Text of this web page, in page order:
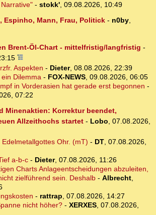
- stokk', 09.08.2026, 10:49
Espinho, Mann, Frau, Politick- n0by,
Brent-Öl-Chart - mittelfristig/langfristig -
Aspekten - Dieter, 08.08.2026, 22:39
Dilemma- FOX-NEWS, 09.08.2026, 06:05
in Vorderasien hat gerade erst begonnen -
07:22
Minenaktien: Korrektur beendet,
Allzeithochs startet - Lobo, 07.08.2026,
Ohr. (mT) - DT, 07.08.2026,
a-b-c- Dieter, 07.08.2026, 11:26
Charts Anlageentscheidungen abzuleiten,
zielführend sein. Deshalb - Albrecht,
- rattrap, 07.08.2026, 14:27
nicht höher?- XERXES, 07.08.2026,